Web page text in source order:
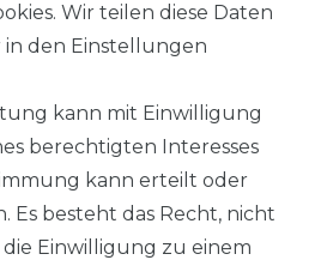
IMPRESSUM
KONTAKT
Wir teilen diese Daten
in den Einstellungen
kann mit Einwilligung
berechtigten Interesses
kann erteilt oder
Es besteht das Recht, nicht
Einwilligung zu einem